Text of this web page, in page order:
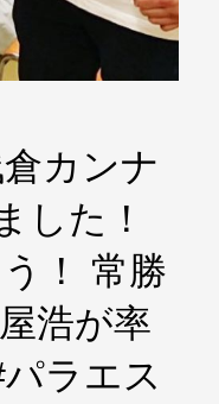
カンナ
した！
！ 常勝
浩が率
ラエス